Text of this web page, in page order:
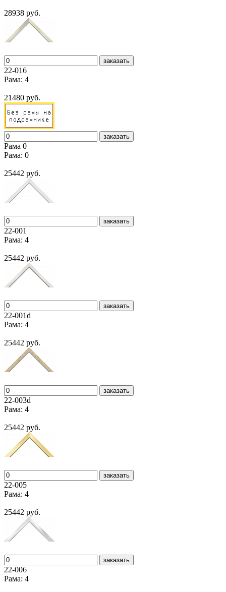
28938 руб.
заказать
22-016
Рама: 4
21480 руб.
заказать
Рама 0
Рама: 0
25442 руб.
заказать
22-001
Рама: 4
25442 руб.
заказать
22-001d
Рама: 4
25442 руб.
заказать
22-003d
Рама: 4
25442 руб.
заказать
22-005
Рама: 4
25442 руб.
заказать
22-006
Рама: 4